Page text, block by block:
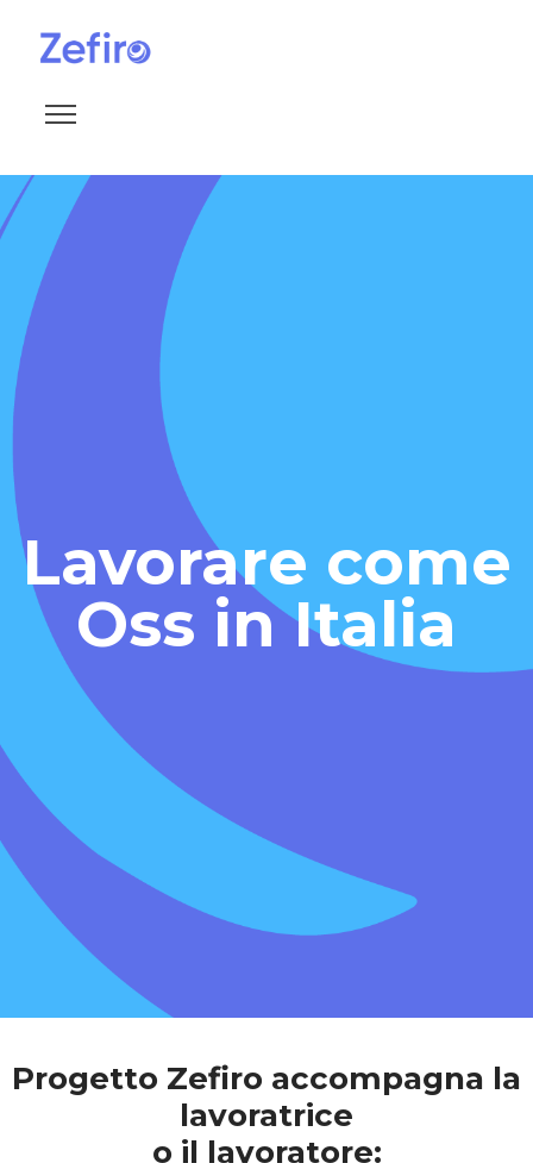
Lavorare come
Oss in Italia
Progetto Zefiro accompagna la
lavoratrice
o il lavoratore: